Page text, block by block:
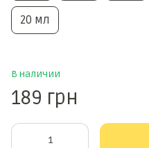
20 мл
В наличии
189 грн